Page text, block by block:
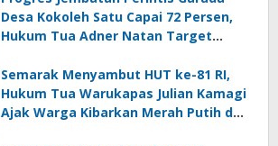
Desa Kokoleh Satu Capai 72 Persen,
Hukum Tua Adner Natan Target
Semarak Menyambut HUT ke-81 RI,
Hukum Tua Warukapas Julian Kamagi
Ajak Warga Kibarkan Merah Putih dan